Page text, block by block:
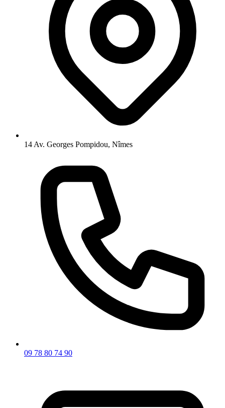
14 Av. Georges Pompidou, Nîmes
09 78 80 74 90